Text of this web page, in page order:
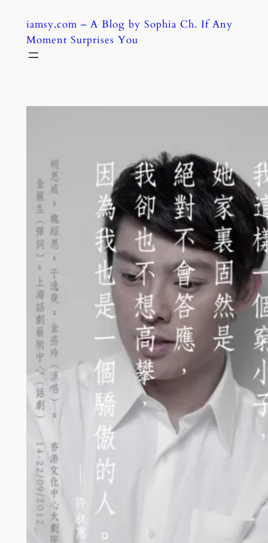
content
iamsy.com – A Blog by Sophia Ch. If Any
Moment Surprises You